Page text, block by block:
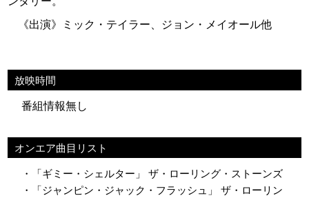
《出演》ミック・テイラー、ジョン・メイオール他
放映時間
番組情報無し
オンエア曲目リスト
・「ギミー・シェルター」 ザ・ローリング・ストーンズ
・「ジャンピン・ジャック・フラッシュ」 ザ・ローリン